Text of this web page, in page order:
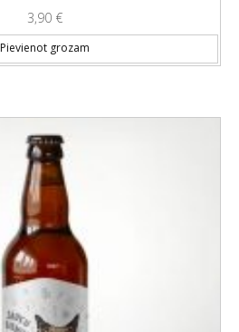
3,90 €
Pievienot grozam